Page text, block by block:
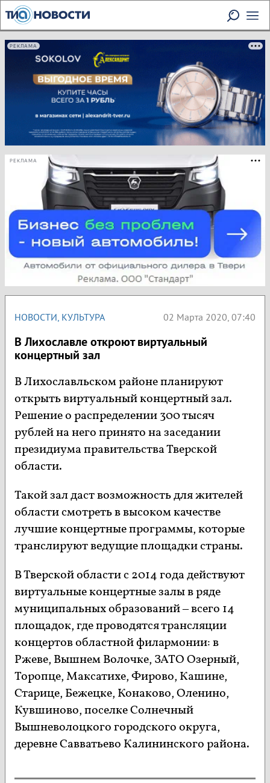
РЕКЛАМА
РЕКЛАМА
НОВОСТИ, КУЛЬТУРА 02 Марта 2020, 07:40
В Лихославле откроют виртуальный
концертный зал
В Лихославльском районе планируют
открыть виртуальный концертный зал.
Решение о распределении 300 тысяч
рублей на него принято на заседании
президиума правительства Тверской
области.
Такой зал даст возможность для жителей
области смотреть в высоком качестве
лучшие концертные программы, которые
транслируют ведущие площадки страны.
В Тверской области с 2014 года действуют
виртуальные концертные залы в ряде
муниципальных образований – всего 14
площадок, где проводятся трансляции
концертов областной филармонии: в
Ржеве, Вышнем Волочке, ЗАТО Озерный,
Торопце, Максатихе, Фирово, Кашине,
Старице, Бежецке, Конаково, Оленино,
Кувшиново, поселке Солнечный
Вышневолоцкого городского округа,
деревне Савватьево Калининского района.